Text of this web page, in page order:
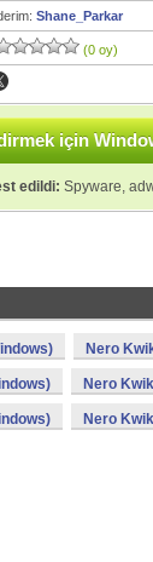
Shane_Parkar
(0 oy)
için
edildi: Spyware,
Nero
Nero
Nero